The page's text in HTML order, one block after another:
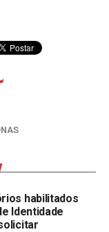
habilitados
Identidade